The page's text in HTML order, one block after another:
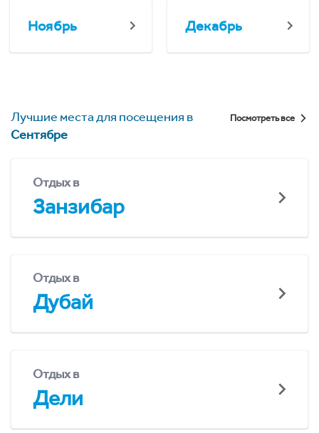
Ноябрь Декабрь
Лучшие места для посещения в
Сентябре
Посмотреть все
Отдых в
Занзибар
Отдых в
Дубай
Отдых в
Дели